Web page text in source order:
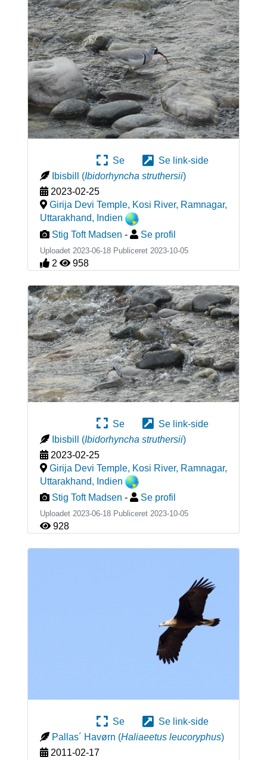
Se
Se link-side
Ibisbill
(Ibidorhyncha struthersii)
2023-02-25
Girija Devi Temple, Kosi River, Ramnagar,
Uttarakhand, Indien
Stig Toft Madsen - Se profil
Uploadet 2023-06-18 Publiceret 2023-10-05
2 958
Se
Se link-side
Ibisbill
(Ibidorhyncha struthersii)
2023-02-25
Girija Devi Temple, Kosi River, Ramnagar,
Uttarakhand, Indien
Stig Toft Madsen - Se profil
Uploadet 2023-06-18 Publiceret 2023-10-05
928
Se
Se link-side
Pallas´ Havørn (Haliaeetus leucoryphus)
2011-02-17